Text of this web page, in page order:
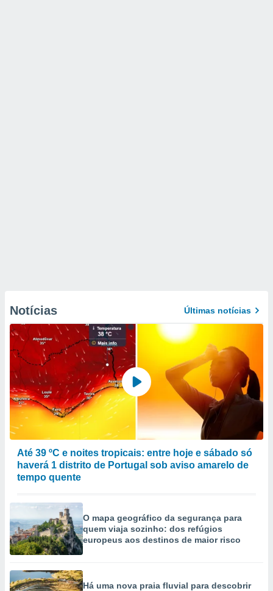
Notícias Últimas notícias
Até 39 ºC e noites tropicais: entre hoje e sábado só
haverá 1 distrito de Portugal sob aviso amarelo de
tempo quente
O mapa geográfico da segurança para
quem viaja sozinho: dos refúgios
europeus aos destinos de maior risco
Há uma nova praia fluvial para descobrir